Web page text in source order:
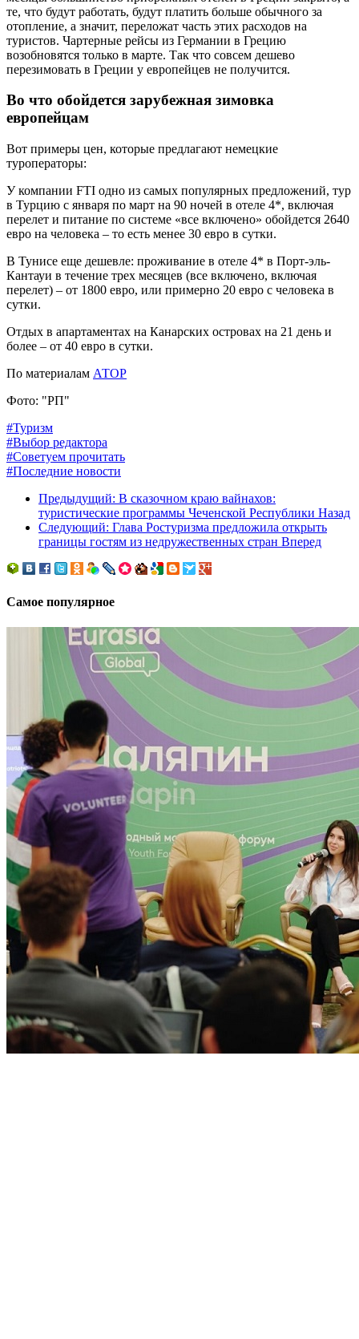
те, что будут работать, будут платить больше обычного за
отопление, а значит, переложат часть этих расходов на
туристов. Чартерные рейсы из Германии в Грецию
возобновятся только в марте. Так что совсем дешево
перезимовать в Греции у европейцев не получится.
Во что обойдется зарубежная зимовка
европейцам
Вот примеры цен, которые предлагают немецкие
туроператоры:
У компании FTI одно из самых популярных предложений, тур
в Турцию с января по март на 90 ночей в отеле 4*, включая
перелет и питание по системе «все включено» обойдется 2640
евро на человека – то есть менее 30 евро в сутки.
В Тунисе еще дешевле: проживание в отеле 4* в Порт-эль-
Кантауи в течение трех месяцев (все включено, включая
перелет) – от 1800 евро, или примерно 20 евро с человека в
сутки.
Отдых в апартаментах на Канарских островах на 21 день и
более – от 40 евро в сутки.
По материалам АТОР
Фото: "РП"
#Туризм
#Выбор редактора
#Советуем прочитать
#Последние новости
Предыдущий: В сказочном краю вайнахов:
туристические программы Чеченской Республики Назад
Следующий: Глава Ростуризма предложила открыть
границы гостям из недружественных стран Вперед
Самое популярное